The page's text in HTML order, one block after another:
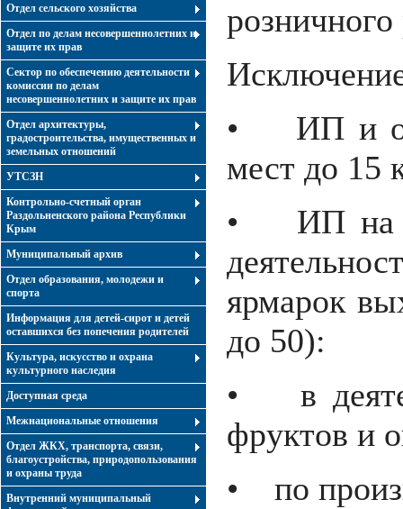
Отдел сельского хозяйства
Отдел по делам несовершеннолетних и
защите их прав
Сектор по обеспечению деятельности
комиссии по делам
несовершеннолетних и защите их прав
Отдел архитектуры,
градостроительства, имущественных и
земельных отношений
УТСЗН
Контрольно-счетный орган
Раздольненского района Республики
Крым
Муниципальный архив
Отдел образования, молодежи и
спорта
Информация для детей-сирот и детей
оставшихся без попечения родителей
Культура, искусство и охрана
культурного наследия
Доступная среда
Межнациональные отношения
Отдел ЖКХ, транспорта, связи,
благоустройства, природопользования
и охраны труда
Внутренний муниципальный
• ИП и
мест до 15
• ИП на
ярмарок
до 50):
• в
фруктов и
• по